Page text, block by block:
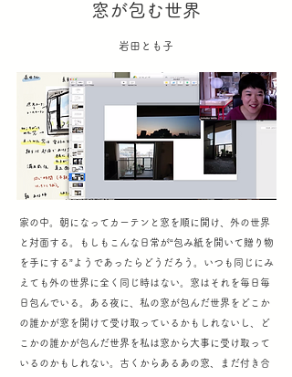
家の中。朝になってカーテンと窓を順に開け、外の世界
と対面する。もしもこんな日常が“包み紙を開いて贈り物
を手にする”ようであったらどうだろう。いつも同じにみ
えても外の世界に全く同じ時はない。窓はそれを毎日毎
日包んでいる。ある夜に、私の窓が包んだ世界をどこか
の誰かが窓を開けて受け取っているかもしれないし、ど
こかの誰かが包んだ世界を私は窓から大事に受け取って
いるのかもしれない。古くからあるあの窓、まだ付き合
岩田とも子
窓が包む世界